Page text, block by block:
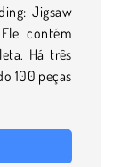
Jigsaw
contém
Há três
100 peças